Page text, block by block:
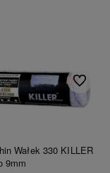
Wałek 330 KILLER
9mm
Do